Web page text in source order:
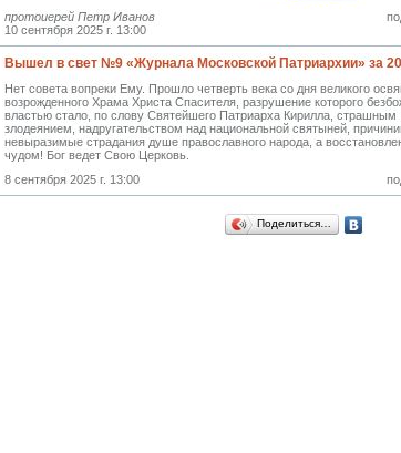
протоиерей Петр Иванов
10 сентября 2025 г. 13:00
Вышел в свет №9 «Журнала Московской Патриархии» за
Нет совета вопреки Ему. Прошло четверть века со дня великого
возрожденного Храма Христа Спасителя, разрушение которого
властью стало, по слову Святейшего Патриарха Кирилла, страшным
злодеянием, надругательством над национальной святыней,
невыразимые страдания душе православного народа, а
чудом! Бог ведет Свою Церковь.
8 сентября 2025 г. 13:00
Поделиться…